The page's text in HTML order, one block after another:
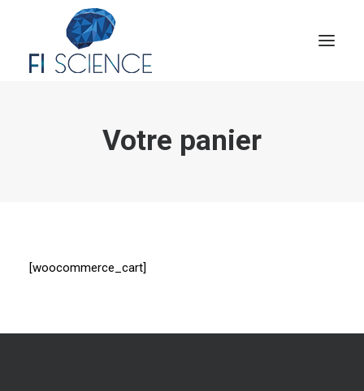
MON COMPTE
Votre panier
[woocommerce_cart]